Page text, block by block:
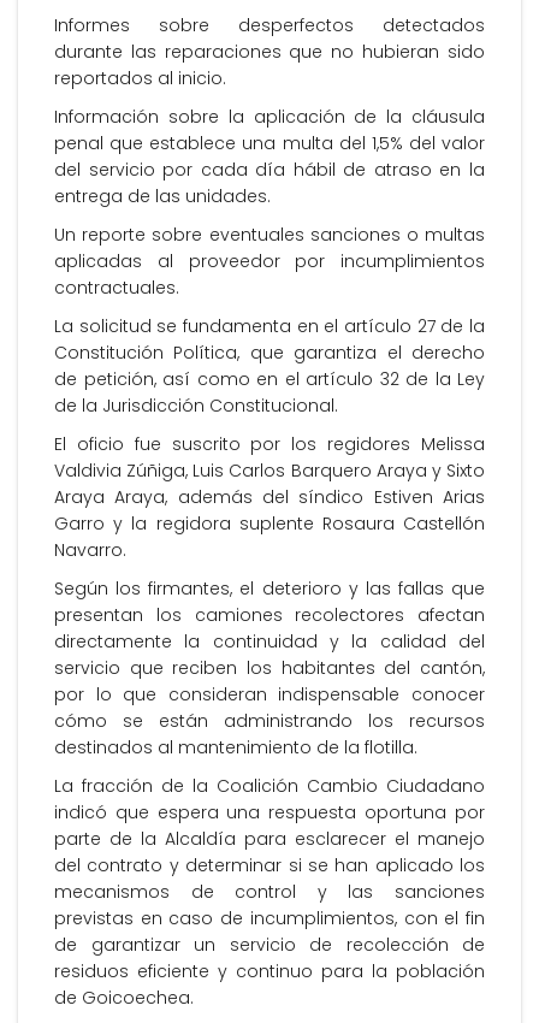
Informes sobre desperfectos detectados
durante las reparaciones que no hubieran sido
reportados al inicio.
Información sobre la aplicación de la cláusula
penal que establece una multa del 1,5% del valor
del servicio por cada día hábil de atraso en la
entrega de las unidades.
Un reporte sobre eventuales sanciones o multas
aplicadas al proveedor por incumplimientos
contractuales.
La solicitud se fundamenta en el artículo 27 de la
Constitución Política, que garantiza el derecho
de petición, así como en el artículo 32 de la Ley
de la Jurisdicción Constitucional.
El oficio fue suscrito por los regidores Melissa
Valdivia Zúñiga, Luis Carlos Barquero Araya y Sixto
Araya Araya, además del síndico Estiven Arias
Garro y la regidora suplente Rosaura Castellón
Navarro.
Según los firmantes, el deterioro y las fallas que
presentan los camiones recolectores afectan
directamente la continuidad y la calidad del
servicio que reciben los habitantes del cantón,
por lo que consideran indispensable conocer
cómo se están administrando los recursos
destinados al mantenimiento de la flotilla.
La fracción de la Coalición Cambio Ciudadano
indicó que espera una respuesta oportuna por
parte de la Alcaldía para esclarecer el manejo
del contrato y determinar si se han aplicado los
mecanismos de control y las sanciones
previstas en caso de incumplimientos, con el fin
de garantizar un servicio de recolección de
residuos eficiente y continuo para la población
de Goicoechea.